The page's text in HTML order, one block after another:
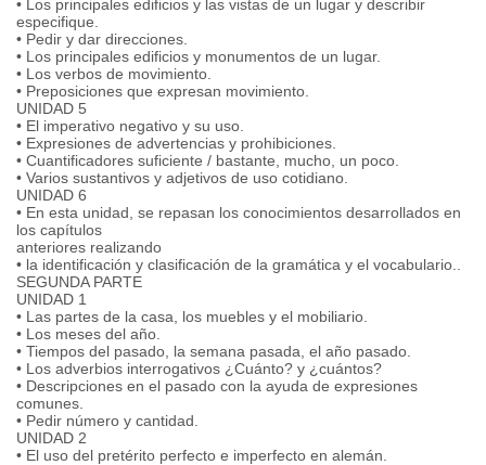
• Los principales edificios y las vistas de un lugar y describir
especifique.
• Pedir y dar direcciones.
• Los principales edificios y monumentos de un lugar.
• Los verbos de movimiento.
• Preposiciones que expresan movimiento.
UNIDAD 5
• El imperativo negativo y su uso.
• Expresiones de advertencias y prohibiciones.
• Cuantificadores suficiente / bastante, mucho, un poco.
• Varios sustantivos y adjetivos de uso cotidiano.
UNIDAD 6
• En esta unidad, se repasan los conocimientos desarrollados en
los capítulos
anteriores realizando
• la identificación y clasificación de la gramática y el vocabulario..
SEGUNDA PARTE
UNIDAD 1
• Las partes de la casa, los muebles y el mobiliario.
• Los meses del año.
• Tiempos del pasado, la semana pasada, el año pasado.
• Los adverbios interrogativos ¿Cuánto? y ¿cuántos?
• Descripciones en el pasado con la ayuda de expresiones
comunes.
• Pedir número y cantidad.
UNIDAD 2
• El uso del pretérito perfecto e imperfecto en alemán.